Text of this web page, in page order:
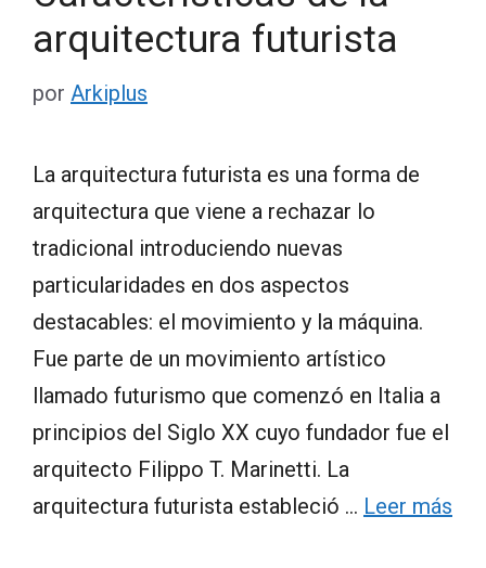
arquitectura futurista
por Arkiplus
La arquitectura futurista es una forma de
arquitectura que viene a rechazar lo
tradicional introduciendo nuevas
particularidades en dos aspectos
destacables: el movimiento y la máquina.
Fue parte de un movimiento artístico
llamado futurismo que comenzó en Italia a
principios del Siglo XX cuyo fundador fue el
arquitecto Filippo T. Marinetti. La
arquitectura futurista estableció … Leer más